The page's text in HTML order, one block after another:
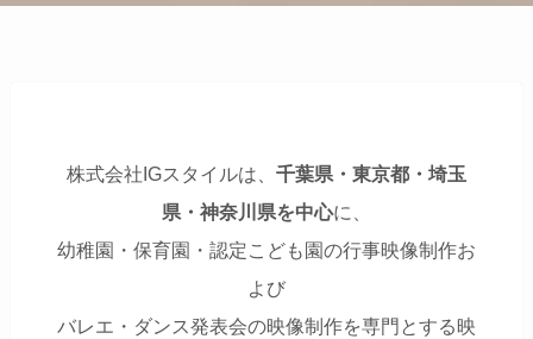
株式会社IGスタイルは、 千葉県・東京都・埼玉
県・神奈川県を中心に、
幼稚園・保育園・認定こども園の行事映像制作お
よび
バレエ・ダンス発表会の映像制作を専門とする映